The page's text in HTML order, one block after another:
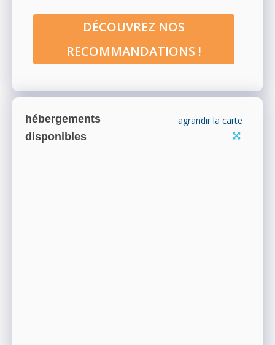
DÉCOUVREZ NOS
RECOMMANDATIONS !
hébergements
disponibles
agrandir la carte